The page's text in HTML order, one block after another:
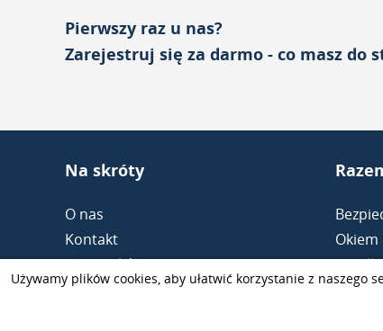
Pierwszy raz u nas?
Zarejestruj się za darmo - co masz do
Na skróty
O nas
Kontakt
Dla mediów
Dla reklamodawców
Używamy plików cookies, aby ułatwić korzystanie z